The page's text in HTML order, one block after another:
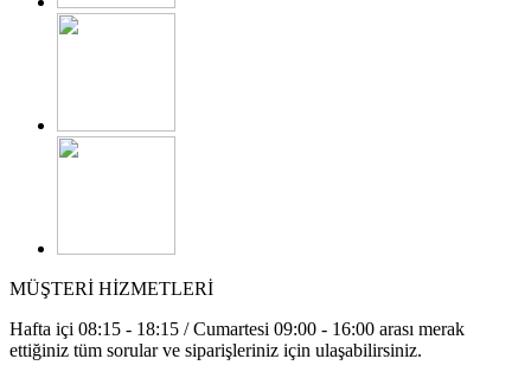
MÜŞTERİ HİZMETLERİ
Hafta içi 08:15 - 18:15 / Cumartesi 09:00 - 16:00 arası merak
ettiğiniz tüm sorular ve siparişleriniz için ulaşabilirsiniz.